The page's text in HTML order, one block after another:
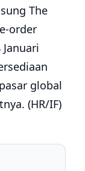
The
order
global
(HR/IF)